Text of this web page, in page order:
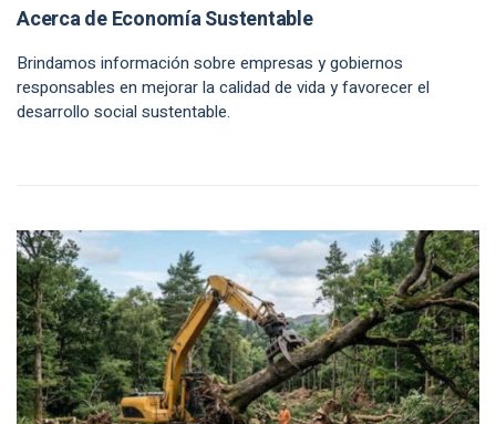
Acerca de Economía Sustentable
Brindamos información sobre empresas y gobiernos
responsables en mejorar la calidad de vida y favorecer el
desarrollo social sustentable.